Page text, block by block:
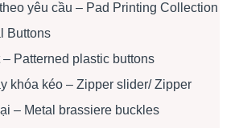
yêu cầu – Pad Printing Collection
Buttons
Patterned plastic buttons
khóa kéo – Zipper slider/ Zipper
– Metal brassiere buckles